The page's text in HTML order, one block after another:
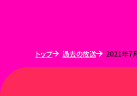
トップ 過去の放送 2021年7